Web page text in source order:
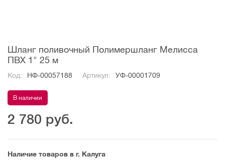
Шланг поливочный Полимершланг Мелисса
ПВХ 1" 25 м
Код: НФ-00057188 Артикул: УФ-00001709
В наличии
2 780 руб.
Наличие товаров в г. Калуга